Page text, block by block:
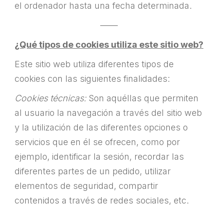
el ordenador hasta una fecha determinada.
——
¿Qué tipos de cookies utiliza este sitio web?
Este sitio web utiliza diferentes tipos de
cookies con las siguientes finalidades:
Cookies técnicas:Son aquéllas que permiten
al usuario la navegación a través del sitio web
y la utilización de las diferentes opciones o
servicios que en él se ofrecen, como por
ejemplo, identificar la sesión, recordar las
diferentes partes de un pedido, utilizar
elementos de seguridad, compartir
contenidos a través de redes sociales, etc.